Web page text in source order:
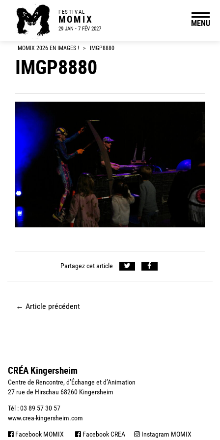
FESTIVAL
MOMIX
29 JAN - 7 FÉV 2027
MENU
MOMIX 2026 EN IMAGES ! > IMGP8880
IMGP8880
Partagez cet article
← Article précédent
CRÉA Kingersheim
Centre de Rencontre, d’Échange et d’Animation
27 rue de Hirschau 68260 Kingersheim
Tél : 03 89 57 30 57
www.crea-kingersheim.com
Facebook MOMIX Facebook CREA Instagram MOMIX